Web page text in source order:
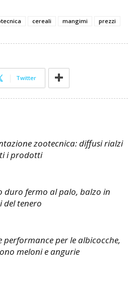
cereali mangimi prezzi
Twitter
zootecnica: diffusi rialzi
i prodotti
duro fermo al palo, balzo in
del tenero
performance per le albicocche,
meloni e angurie